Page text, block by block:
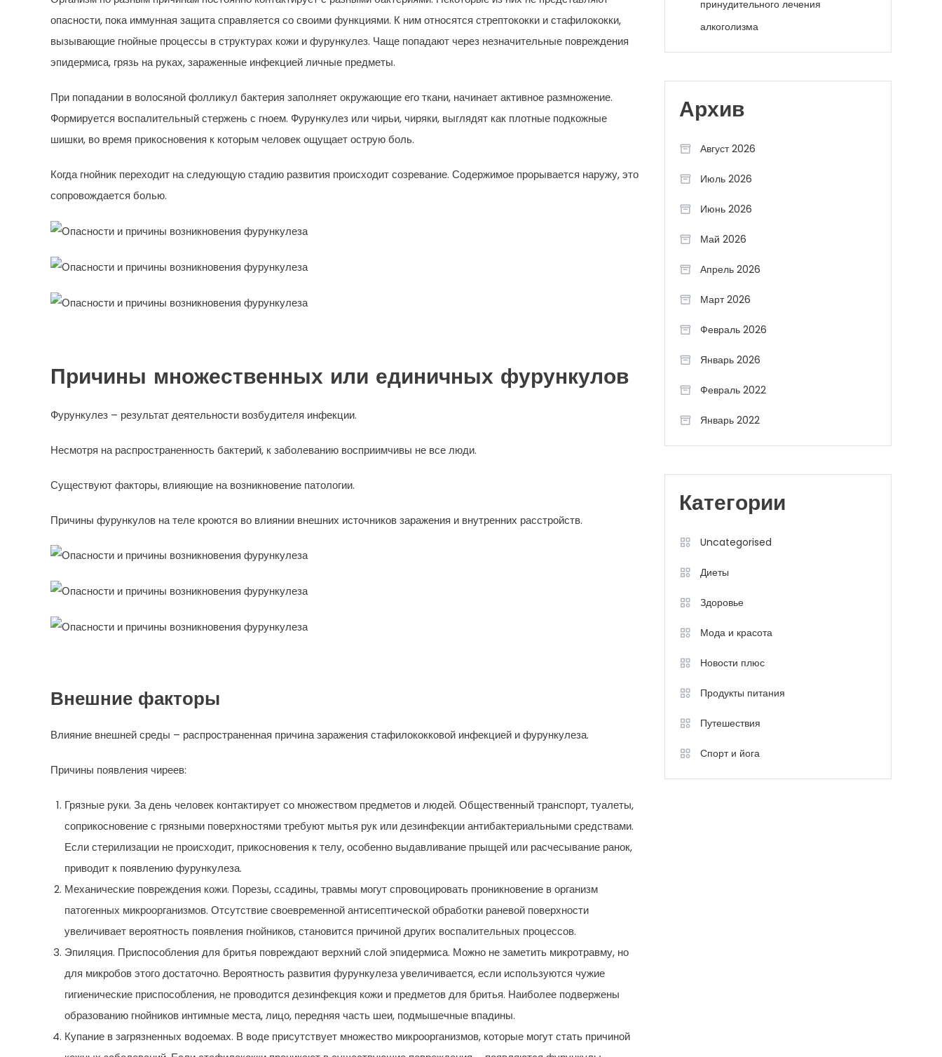
опасности, пока иммунная защита справляется со своими функциями. К ним относятся стрептококки и стафилококки,
вызывающие гнойные процессы в структурах кожи и фурункулез. Чаще попадают через незначительные повреждения
эпидермиса, грязь на руках, зараженные инфекцией личные предметы.
При попадании в волосяной фолликул бактерия заполняет окружающие его ткани, начинает активное размножение.
Формируется воспалительный стержень с гноем. Фурункулез или чирьи, чиряки, выглядят как плотные подкожные
шишки, во время прикосновения к которым человек ощущает острую боль.
Когда гнойник переходит на следующую стадию развития происходит созревание. Содержимое прорывается наружу, это
сопровождается болью.
Причины множественных или единичных фурункулов
Фурункулез – результат деятельности возбудителя инфекции.
Несмотря на распространенность бактерий, к заболеванию восприимчивы не все люди.
Существуют факторы, влияющие на возникновение патологии.
Причины фурункулов на теле кроются во влиянии внешних источников заражения и внутренних расстройств.
Внешние факторы
Влияние внешней среды – распространенная причина заражения стафилококковой инфекцией и фурункулеза.
Причины появления чиреев:
Грязные руки. За день человек контактирует со множеством предметов и людей. Общественный транспорт, туалеты,
соприкосновение с грязными поверхностями требуют мытья рук или дезинфекции антибактериальными средствами.
Если стерилизации не происходит, прикосновения к телу, особенно выдавливание прыщей или расчесывание ранок,
приводит к появлению фурункулеза.
Механические повреждения кожи. Порезы, ссадины, травмы могут спровоцировать проникновение в организм
патогенных микроорганизмов. Отсутствие своевременной антисептической обработки раневой поверхности
увеличивает вероятность появления гнойников, становится причиной других воспалительных процессов.
Эпиляция. Приспособления для бритья повреждают верхний слой эпидермиса. Можно не заметить микротравму, но
для микробов этого достаточно. Вероятность развития фурункулеза увеличивается, если используются чужие
гигиенические приспособления, не проводится дезинфекция кожи и предметов для бритья. Наиболее подвержены
образованию гнойников интимные места, лицо, передняя часть шеи, подмышечные впадины.
Купание в загрязненных водоемах. В воде присутствует множество микроорганизмов, которые могут стать причиной
принудительного лечения
алкоголизма
Архив
Август 2026
Июль 2026
Июнь 2026
Май 2026
Апрель 2026
Март 2026
Февраль 2026
Январь 2026
Февраль 2022
Январь 2022
Категории
Uncategorised
Диеты
Здоровье
Мода и красота
Новости плюс
Продукты питания
Путешествия
Спорт и йога